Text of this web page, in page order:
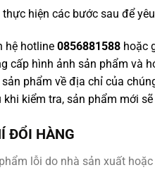
thực hiện các bước sau để
hệ hotline 0856881588 hoặc
cấp hình ảnh sản phẩm và
sản phẩm về địa chỉ của
khi kiểm tra, sản phẩm mới
ĐỔI HÀNG
lỗi do nhà sản xuất